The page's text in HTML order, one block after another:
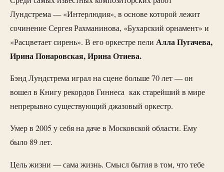
Лундстрема — «Интерлюдия», в основе которой лежит
сочинение Сергея Рахманинова , «Бухарский орнамент» и
«Расцветает сирень». В его оркестре пели Алла Пугачева,
Ирина Понаровская, Ирина Отиева.
Бэнд Лундстрема играл на сцене больше 70 лет — он
вошел в Книгу рекордов Гиннеса как старейший в мире
непрерывно существующий джазовый оркестр.
Умер в 2005 у себя на даче в Московской области. Ему
было 89 лет.
Цель жизни — сама жизнь. Смысл бытия в том, что тебе